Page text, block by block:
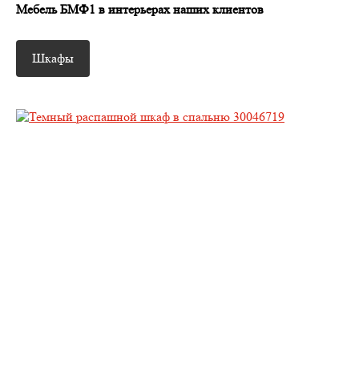
Мебель БМФ1 в интерьерах наших клиентов
Шкафы